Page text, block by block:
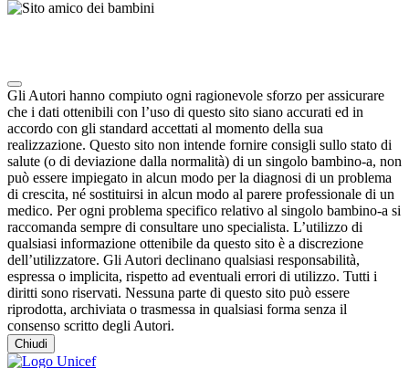
Gli Autori hanno compiuto ogni ragionevole sforzo per assicurare
che i dati ottenibili con l’uso di questo sito siano accurati ed in
accordo con gli standard accettati al momento della sua
realizzazione. Questo sito non intende fornire consigli sullo stato di
salute (o di deviazione dalla normalità) di un singolo bambino-a, non
può essere impiegato in alcun modo per la diagnosi di un problema
di crescita, né sostituirsi in alcun modo al parere professionale di un
medico. Per ogni problema specifico relativo al singolo bambino-a si
raccomanda sempre di consultare uno specialista. L’utilizzo di
qualsiasi informazione ottenibile da questo sito è a discrezione
dell’utilizzatore. Gli Autori declinano qualsiasi responsabilità,
espressa o implicita, rispetto ad eventuali errori di utilizzo. Tutti i
diritti sono riservati. Nessuna parte di questo sito può essere
riprodotta, archiviata o trasmessa in qualsiasi forma senza il
consenso scritto degli Autori.
Chiudi